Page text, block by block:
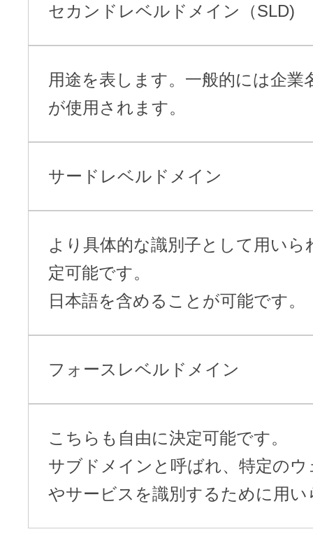
セカンドレベルドメイン（SLD)
用途を表します。一般的には企業
が使用されます。
サードレベルドメイン
より具体的な識別子として用いら
定可能です。
日本語を含めることが可能です。
フォースレベルドメイン
こちらも自由に決定可能です。
サブドメインと呼ばれ、特定のウ
やサービスを識別するために用い